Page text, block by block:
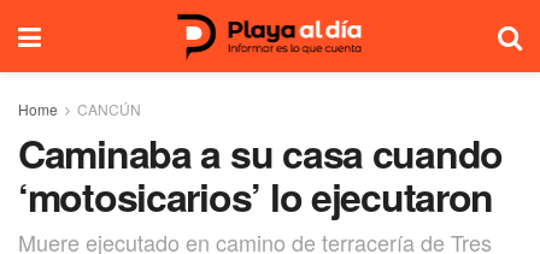
Home CANCÚN
Caminaba a su casa cuando
‘motosicarios’ lo ejecutaron
Muere ejecutado en camino de terracería de Tres